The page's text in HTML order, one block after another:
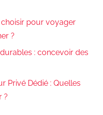
pour voyager
?
: concevoir des
Privé Dédié : Quelles
?